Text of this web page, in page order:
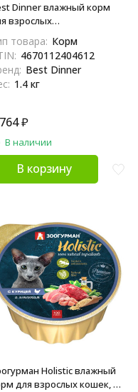
Dinner влажный корм
взрослых
котов, с
паштет - 100 г х
шт
товара: Корм
4670112404612
Best Dinner
1.4 кг
₽
В наличии
В корзину
Holistic влажный
для взрослых кошек, с